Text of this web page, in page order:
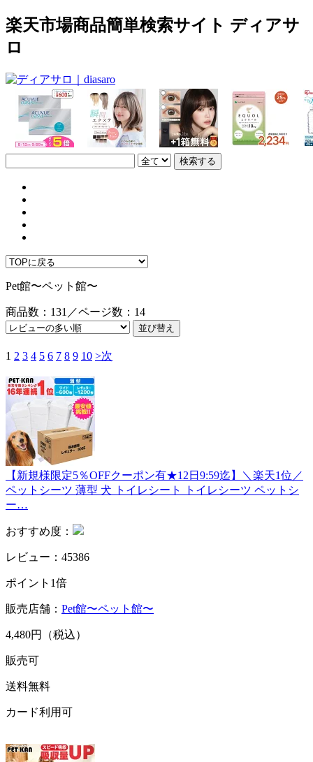
楽天市場商品簡単検索サイト ディアサ
ロ
Pet館〜ペット館〜
商品数：131／ページ数：14
1 2 3 4 5 6 7 8 9 10 >次
【新規様限定5％OFFクーポン有★12日9:59迄】＼楽天1位／
ペットシーツ 薄型 犬 トイレシート トイレシーツ ペットシ
ー…
おすすめ度：
レビュー：45386
ポイント1倍
販売店舗： Pet館〜ペット館〜
4,480円（税込）
販売可
送料無料
カード利用可